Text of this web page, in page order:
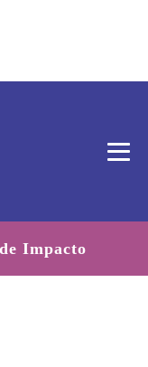
Impacto